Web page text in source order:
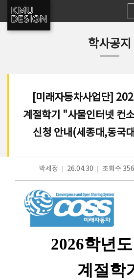
학사공지
[미래자동차사업단]
계절학기 "사물인터넷 컨
신청 안내(세종대,동국
박세정 26.04.30 조회수
2026학년
계절학